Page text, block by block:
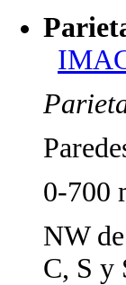
0-700
NW
C, S y